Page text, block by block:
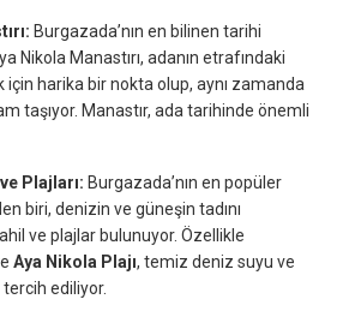
Burgazada’nın en bilinen tarihi
Nikola Manastırı, adanın etrafındaki
için harika bir nokta olup, aynı zamanda
taşıyor. Manastır, ada tarihinde önemli
Plajları: Burgazada’nın en popüler
biri, denizin ve güneşin tadını
ve plajlar bulunuyor. Özellikle
Aya Nikola Plajı, temiz deniz suyu ve
ediliyor.